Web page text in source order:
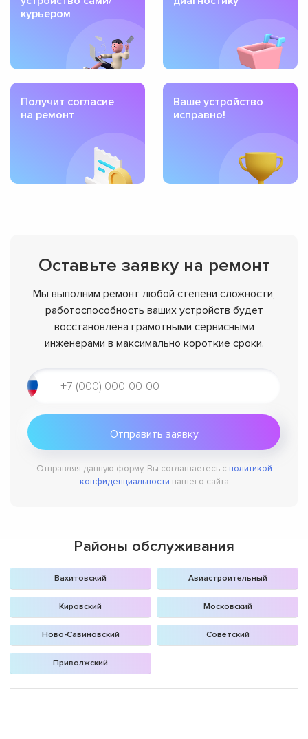
курьером
Получит согласие
на ремонт
Ваше устройство
исправно!
Оставьте заявку на ремонт
Мы выполним ремонт любой степени сложности,
работоспособность ваших устройств будет
восстановлена грамотными сервисными
инженерами в максимально короткие сроки.
Отправляя данную форму, Вы соглашаетесь с политикой
конфиденциальности нашего сайта
Районы обслуживания
Вахитовский Авиастроительный
Кировский Московский
Ново-Савиновский Советский
Приволжский